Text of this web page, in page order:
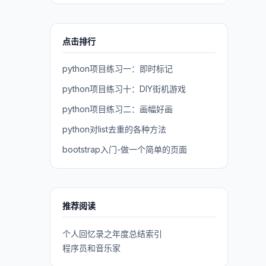
点击排行
python项目练习一：即时标记
python项目练习十：DIY街机游戏
python项目练习二：画幅好画
python对list去重的各种方法
bootstrap入门-做一个简单的页面
推荐阅读
个人回忆录之年度总结索引
程序员和音乐家